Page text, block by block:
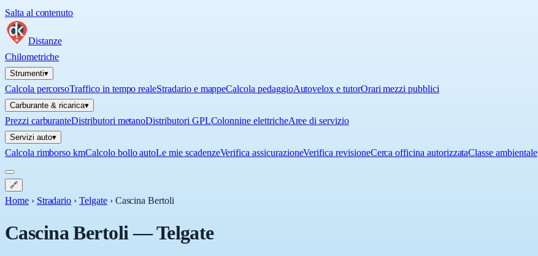
Salta al contenuto
Distanze
Chilometriche
Strumenti▾
Calcola percorsoTraffico in tempo realeStradario e mappeCalcola pedaggioAutovelox e tutorOrari mezzi pubblici
Carburante & ricarica▾
Prezzi carburanteDistributori metanoDistributori GPLColonnine elettricheAree di servizio
Servizi auto▾
Calcola rimborso kmCalcolo bollo autoLe mie scadenzeVerifica assicurazioneVerifica revisioneCerca officina autorizzataClasse ambientale
🔗
Home › Stradario › Telgate › Cascina Bertoli
Cascina Bertoli—Telgate